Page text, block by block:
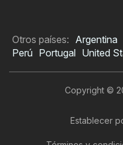
Otros países: Argentina
Perú Portugal United
Copyright ©
Establecer